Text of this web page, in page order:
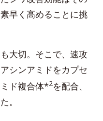
早く高めることに挑
大切。そこで、速攻
シンアミドをカプセ
ド複合体*2を配合、
。